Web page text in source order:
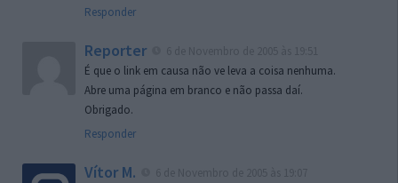
Responder
Reporter
É que o link em causa não ve leva a coisa nenhuma.
Abre uma página em branco e não passa daí.
Obrigado.
Responder
Vítor M.